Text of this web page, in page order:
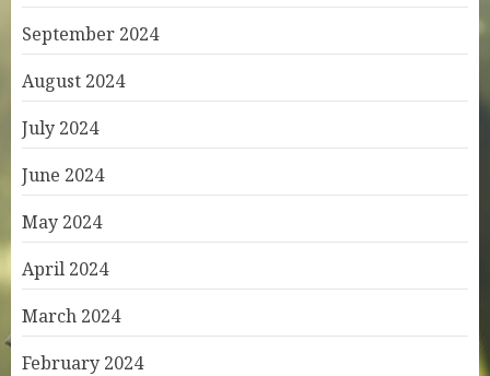
September 2024
August 2024
July 2024
June 2024
May 2024
April 2024
March 2024
February 2024